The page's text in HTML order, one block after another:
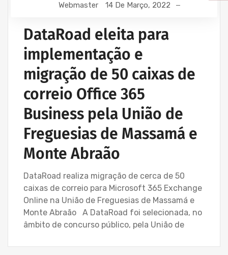
Webmaster 14 De Março, 2022
DataRoad eleita para
implementação e
migração de 50 caixas de
correio Office 365
Business pela União de
Freguesias de Massamá e
Monte Abraão
DataRoad realiza migração de cerca de 50
caixas de correio para Microsoft 365 Exchange
Online na União de Freguesias de Massamá e
Monte Abraão A DataRoad foi selecionada, no
âmbito de concurso público, pela União de